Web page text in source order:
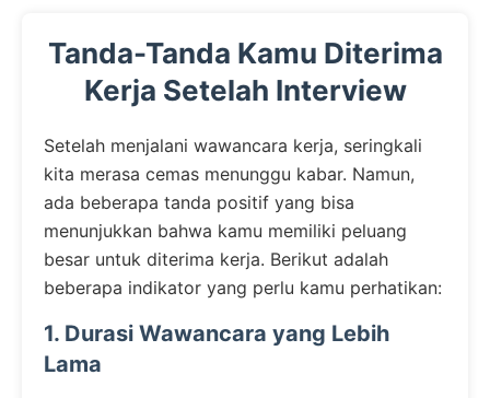
Tanda-Tanda Kamu Diterima
Kerja Setelah Interview
Setelah menjalani wawancara kerja, seringkali
kita merasa cemas menunggu kabar. Namun,
ada beberapa tanda positif yang bisa
menunjukkan bahwa kamu memiliki peluang
besar untuk diterima kerja. Berikut adalah
beberapa indikator yang perlu kamu perhatikan:
1. Durasi Wawancara yang Lebih
Lama